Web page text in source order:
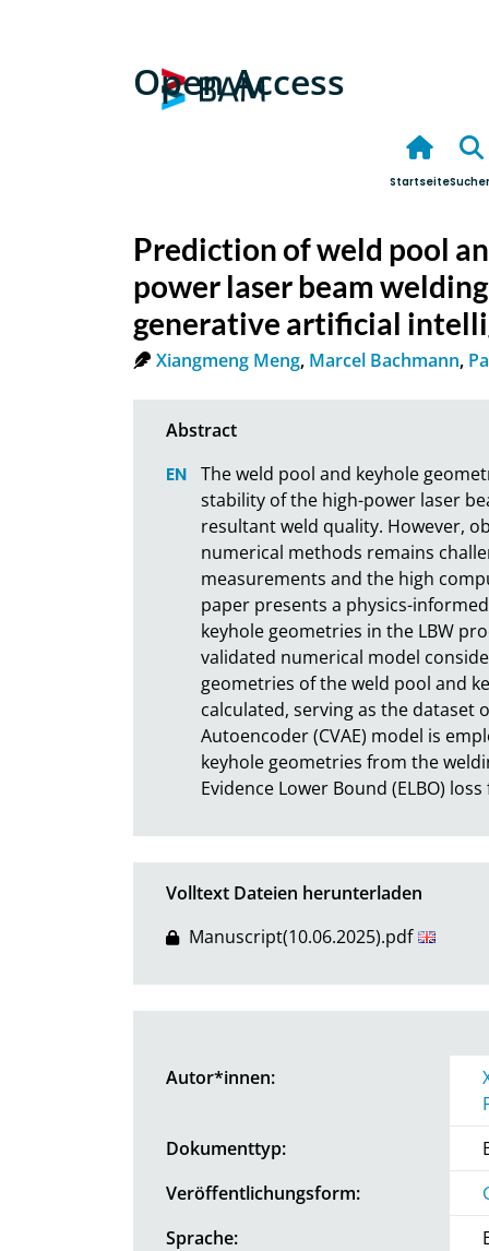
Open Access
Startseite
Prediction of weld pool
power laser beam
generative artificial
Xiangmeng Meng, Marcel Bachmann,
The weld pool and keyhole
stability of the high-power laser
resultant weld quality. However,
numerical methods remains
measurements and the high
paper presents a physics-
keyhole geometries in the LBW
validated numerical model
geometries of the weld pool and
calculated, serving as the dataset
Autoencoder (CVAE) model is
keyhole geometries from the
Evidence Lower Bound (ELBO)
Volltext Dateien herunterladen
Manuscript(10.06.2025).pdf
Autor*innen:
Dokumenttyp:
Veröffentlichungsform:
Sprache: